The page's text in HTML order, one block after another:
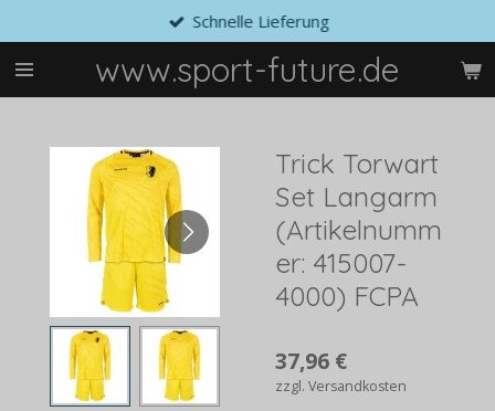
Hauptinhalt
springen
www.sport-future.de
Schnelle Lieferung
Trick Torwart
Set Langarm
(Artikelnumm
er: 415007-
4000) FCPA
37,96 €
zzgl. Versandkosten